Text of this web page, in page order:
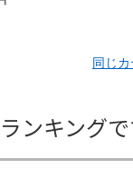
同じ
ンキング